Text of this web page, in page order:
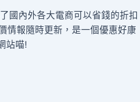
國內外各大電商可以省錢的折扣
情報隨時更新，是一個優惠好康
站喵!